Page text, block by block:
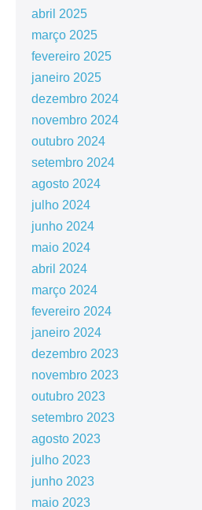
abril 2025
março 2025
fevereiro 2025
janeiro 2025
dezembro 2024
novembro 2024
outubro 2024
setembro 2024
agosto 2024
julho 2024
junho 2024
maio 2024
abril 2024
março 2024
fevereiro 2024
janeiro 2024
dezembro 2023
novembro 2023
outubro 2023
setembro 2023
agosto 2023
julho 2023
junho 2023
maio 2023